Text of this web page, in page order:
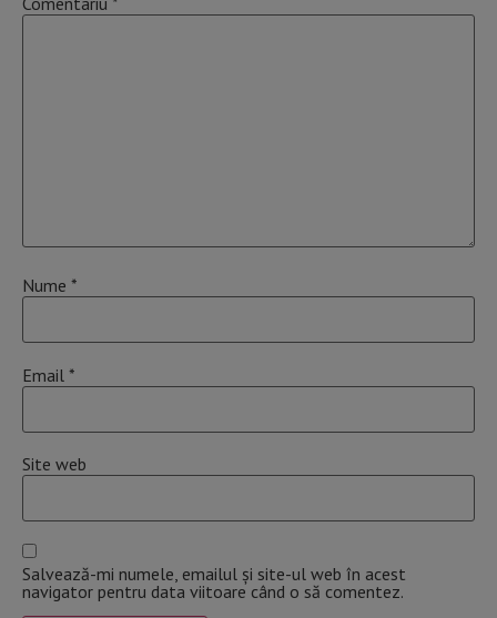
Nume *
Email *
Site web
Salvează-mi numele, emailul și site-ul web în acest
navigator pentru data viitoare când o să comentez.